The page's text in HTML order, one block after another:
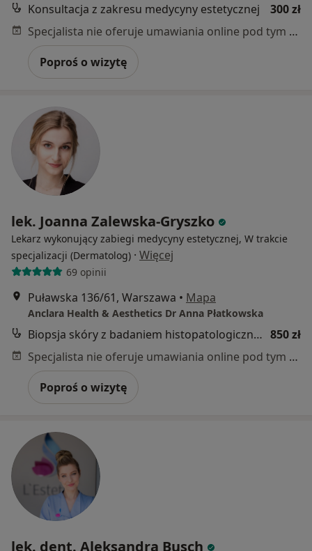
Konsultacja z zakresu medycyny estetycznej
300 zł
Specjalista nie oferuje umawiania online pod tym adresem.
Poproś o wizytę
lek. Joanna Zalewska-Gryszko
Lekarz wykonujący zabiegi medycyny estetycznej, W trakcie
specjalizacji (Dermatolog) · Więcej
69 opinii
Puławska 136/61, Warszawa • Mapa
Anclara Health & Aesthetics Dr Anna Płatkowska
Biopsja skóry z badaniem histopatologicznym 850 zł
Specjalista nie oferuje umawiania online pod tym adresem.
Poproś o wizytę
lek. dent. Aleksandra Busch